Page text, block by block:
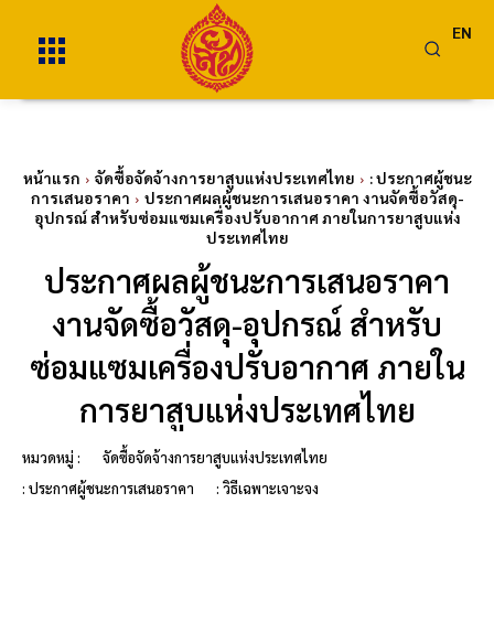
EN
หน้าแรก จัดซื้อจัดจ้างการยาสูบแห่งประเทศไทย
: ประกาศผู้ชนะ
การเสนอราคา
ประกาศผลผู้ชนะการเสนอราคา งานจัดซื้อวัสดุ-
อุปกรณ์ สำหรับซ่อมแซมเครื่องปรับอากาศ ภายในการยาสูบแห่ง
ประเทศไทย
ประกาศผลผู้ชนะการเสนอราคา
งานจัดซื้อวัสดุ-อุปกรณ์ สำหรับ
ซ่อมแซมเครื่องปรับอากาศ ภายใน
การยาสูบแห่งประเทศไทย
หมวดหมู่ :
จัดซื้อจัดจ้างการยาสูบแห่งประเทศไทย
: ประกาศผู้ชนะการเสนอราคา
: วิธีเฉพาะเจาะจง